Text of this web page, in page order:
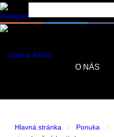
O NÁS
Hlavná stránka Ponuka